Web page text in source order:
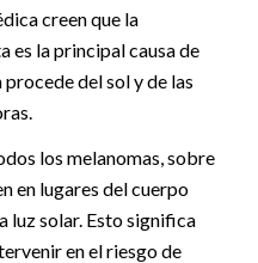
creen que la
es la principal causa de
del sol y de las
los melanomas, sobre
en lugares del cuerpo
luz solar. Esto significa
en el riesgo de